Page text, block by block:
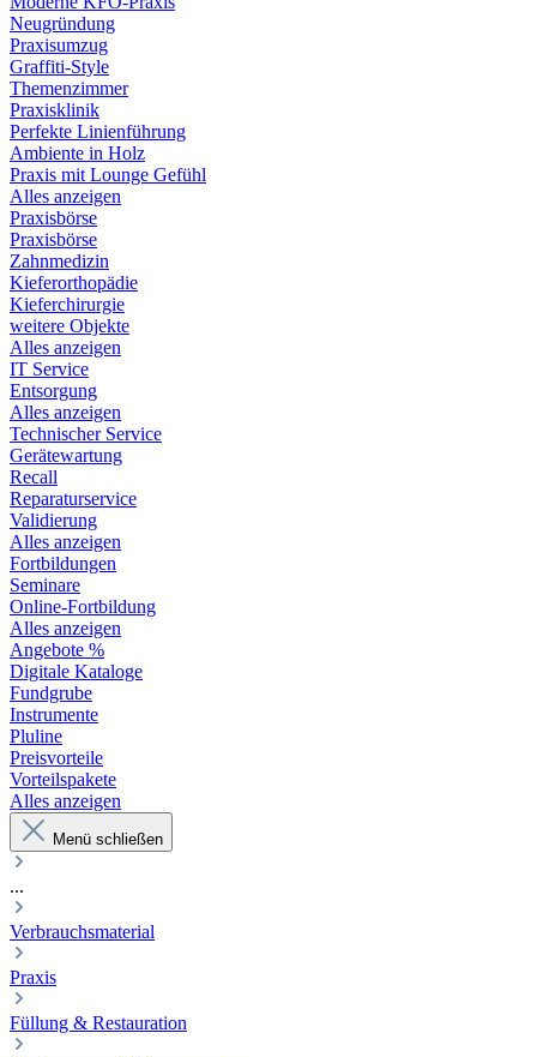
Neugründung
Praxisumzug
Graffiti-Style
Themenzimmer
Praxisklinik
Perfekte Linienführung
Ambiente in Holz
Praxis mit Lounge Gefühl
Alles anzeigen
Praxisbörse
Praxisbörse
Zahnmedizin
Kieferorthopädie
Kieferchirurgie
weitere Objekte
Alles anzeigen
IT Service
Entsorgung
Alles anzeigen
Technischer Service
Gerätewartung
Recall
Reparaturservice
Validierung
Alles anzeigen
Fortbildungen
Seminare
Online-Fortbildung
Alles anzeigen
Angebote %
Digitale Kataloge
Fundgrube
Instrumente
Pluline
Preisvorteile
Vorteilspakete
Alles anzeigen
Menü schließen
...
Verbrauchsmaterial
Praxis
Füllung & Restauration